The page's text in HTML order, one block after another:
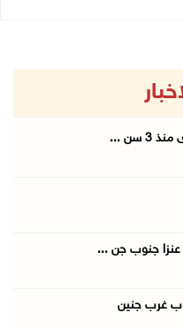
سن ...
عنزا جنوب جن ...
غرب جنين